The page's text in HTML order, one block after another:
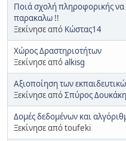
Ποιά σχολή πληροφορικής
παρακαλω !!
Ξεκίνησε από Κώστας14
Χώρος Δραστηριοτήτων
Ξεκίνησε απόalkisg
Αξιοποίηση των
Ξεκίνησε απόΣπύρος
Δομές δεδομένων και
Ξεκίνησε από toufeki